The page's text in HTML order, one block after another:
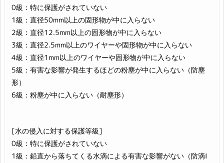
0級：特に保護がされていない
1級：直径50mm以上の固形物が中に入らない
2級：直径12.5mm以上の固形物が中に入らない
3級：直径2.5mm以上のワイヤーや固形物が中に入らない
4級：直径1mm以上のワイヤーや固形物が中に入らない
5級：有害な影響が発生するほどの粉塵が中に入らない（防塵
形）
6級：粉塵が中に入らない（耐塵形）
[水の侵入に対する保護等級]
0級：特に保護がされていない
1級：鉛直から落ちてくる水滴による有害な影響がない（防滴I